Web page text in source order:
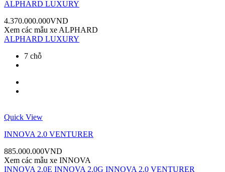
ALPHARD LUXURY
4.370.000.000VND
Xem các mẫu xe ALPHARD
ALPHARD LUXURY
7 chỗ
Quick View
INNOVA 2.0 VENTURER
885.000.000VND
Xem các mẫu xe INNOVA
INNOVA 2.0E INNOVA 2.0G INNOVA 2.0 VENTURER